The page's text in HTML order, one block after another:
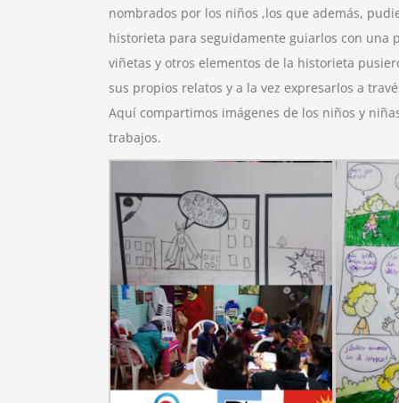
nombrados por los niños ,los que además,
historieta para seguidamente guiarlos con una
viñetas y otros elementos de la historieta
sus propios relatos y a la vez expresarlos a
Aquí compartimos imágenes de los niños y
trabajos.